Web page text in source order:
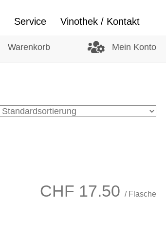
Service Vinothek / Kontakt
Warenkorb Mein Konto
CHF 17.50 / Flasche